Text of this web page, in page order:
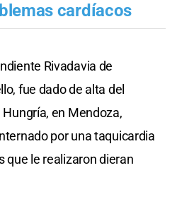
cardíacos
Rivadavia de
fue dado de alta del
en Mendoza,
por una taquicardia
que le realizaron dieran